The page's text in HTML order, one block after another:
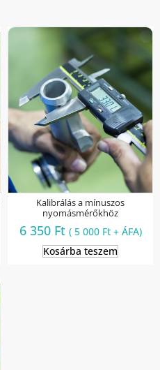
Kalibrálás a mínuszos
nyomásmérőkhöz
6 350 Ft ( 5 000 Ft+ ÁFA)
Kosárba teszem